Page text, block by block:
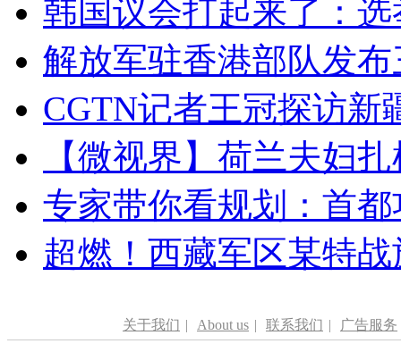
韩国议会打起来了：
解放军驻香港部队发
CGTN记者王冠探访新
【微视界】荷兰夫妇
专家带你看规划：首
超燃！西藏军区某特
关于我们 | About us | 联系我们 | 广告服务